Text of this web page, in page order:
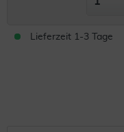
Lieferzeit 1-3 Tage